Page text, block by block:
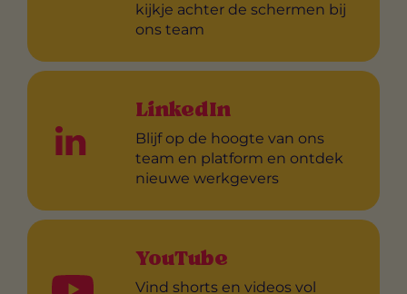
kijkje achter de schermen bij
ons team
LinkedIn
Blijf op de hoogte van ons
team en platform en ontdek
nieuwe werkgevers
YouTube
Vind shorts en videos vol